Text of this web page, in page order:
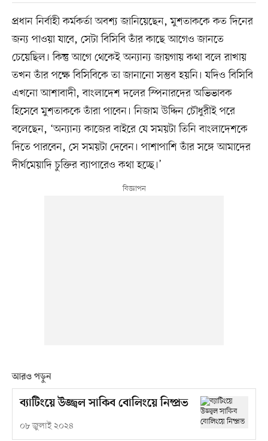
প্রধান নির্বাহী কর্মকর্তা অবশ্য জানিয়েছেন, মুশতাককে কত দিনের
জন্য পাওয়া যাবে, সেটা বিসিবি তাঁর কাছে আগেও জানতে
চেয়েছিল। কিন্তু আগে থেকেই অন্যান্য জায়গায় কথা বলে রাখায়
তখন তাঁর পক্ষে বিসিবিকে তা জানানো সম্ভব হয়নি। যদিও বিসিবি
এখনো আশাবাদী, বাংলাদেশ দলের স্পিনারদের অভিভাবক
হিসেবে মুশতাককে তাঁরা পাবেন। নিজাম উদ্দিন চৌধুরীই পরে
বলেছেন, ‘অন্যান্য কাজের বাইরে যে সময়টা তিনি বাংলাদেশকে
দিতে পারবেন, সে সময়টা দেবেন। পাশাপাশি তাঁর সঙ্গে আমাদের
দীর্ঘমেয়াদি চুক্তির ব্যাপারেও কথা হচ্ছে।’
আরও পড়ুন
ব্যাটিংয়ে উজ্জ্বল সাকিব বোলিংয়ে নিষ্প্রভ
০৮ জুলাই ২০২৪